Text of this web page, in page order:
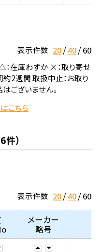
表示件数 20 40 60
在庫わずか ×：取り寄せ
2週間 取扱中止：お取り
ございません。
こちら
）
表示件数 20 40 60
メーカー
略号